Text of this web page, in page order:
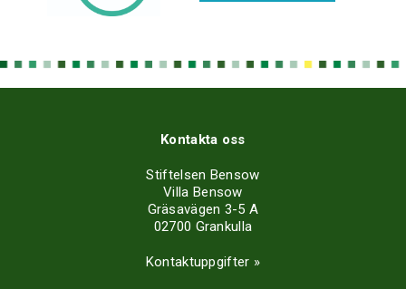
Kontakta oss
Stiftelsen Bensow
Villa Bensow
Gräsavägen 3-5 A
02700 Grankulla
Kontaktuppgifter »